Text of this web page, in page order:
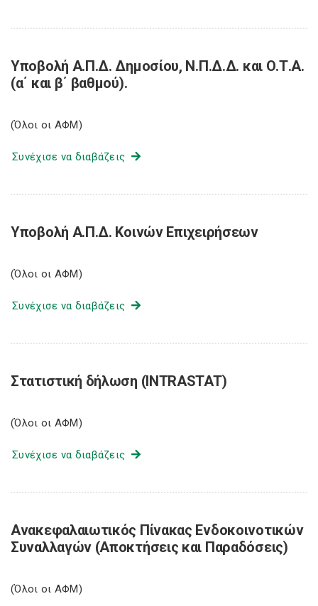
Υποβολή Α.Π.Δ. Δημοσίου, Ν.Π.Δ.Δ. και Ο.Τ.Α.
(α΄ και β΄ βαθμού).
(Όλοι οι ΑΦΜ)
Συνέχισε να διαβάζεις
Υποβολή Α.Π.Δ. Κοινών Επιχειρήσεων
(Όλοι οι ΑΦΜ)
Συνέχισε να διαβάζεις
Στατιστική δήλωση (INTRASTAT)
(Όλοι οι ΑΦΜ)
Συνέχισε να διαβάζεις
Ανακεφαλαιωτικός Πίνακας Ενδοκοινοτικών
Συναλλαγών (Αποκτήσεις και Παραδόσεις)
(Όλοι οι ΑΦΜ)